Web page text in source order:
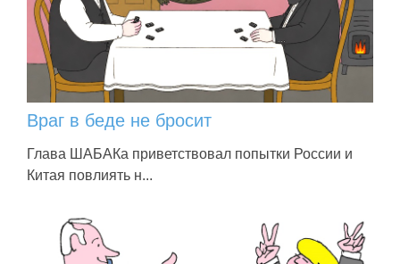
Враг в беде не бросит
Глава ШАБАКа приветствовал попытки России и
Китая повлиять н...